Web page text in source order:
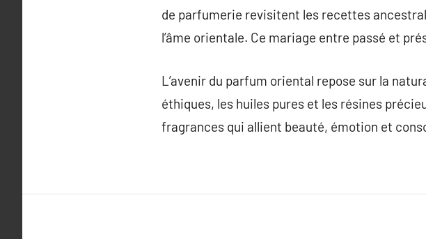
de parfumerie revisitent les recettes
l’âme orientale. Ce mariage entre passé et
L’avenir du parfum oriental repose sur la
éthiques, les huiles pures et les résines
fragrances qui allient beauté, émotion et